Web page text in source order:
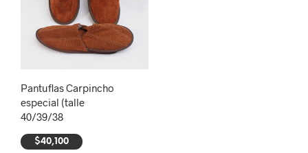
Pantuflas Carpincho
especial (talle
40/39/38
$40,100